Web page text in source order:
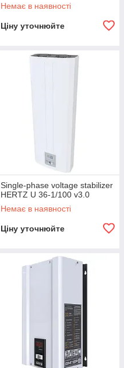
Немає в наявності
Ціну уточнюйте
Single-phase voltage stabilizer
HERTZ U 36-1/100 v3.0
Немає в наявності
Ціну уточнюйте